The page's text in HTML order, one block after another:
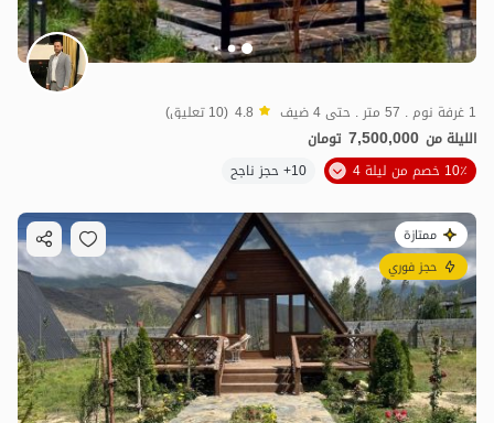
1 غرفة نوم . 57 متر . حتى 4 ضيف 4.8 (10 تعليق)
الليلة من 7,500,000 تومان
10٪ خصم من ليلة 4
10+ حجز ناجح
ممتازة
حجز فوري